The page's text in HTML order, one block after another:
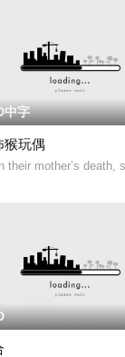
天夜晚卡塔琳从自己
中字
猴玩偶
their mother’s death,